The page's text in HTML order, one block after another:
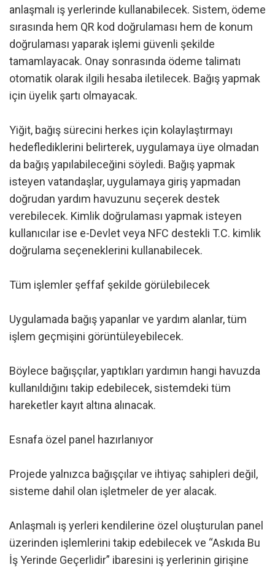
anlaşmalı iş yerlerinde kullanabilecek. Sistem, ödeme
sırasında hem QR kod doğrulaması hem de konum
doğrulaması yaparak işlemi güvenli şekilde
tamamlayacak. Onay sonrasında ödeme talimatı
otomatik olarak ilgili hesaba iletilecek. Bağış yapmak
için üyelik şartı olmayacak.
Yiğit, bağış sürecini herkes için kolaylaştırmayı
hedeflediklerini belirterek, uygulamaya üye olmadan
da bağış yapılabileceğini söyledi. Bağış yapmak
isteyen vatandaşlar, uygulamaya giriş yapmadan
doğrudan yardım havuzunu seçerek destek
verebilecek. Kimlik doğrulaması yapmak isteyen
kullanıcılar ise e-Devlet veya NFC destekli T.C. kimlik
doğrulama seçeneklerini kullanabilecek.
Tüm işlemler şeffaf şekilde görülebilecek
Uygulamada bağış yapanlar ve yardım alanlar, tüm
işlem geçmişini görüntüleyebilecek.
Böylece bağışçılar, yaptıkları yardımın hangi havuzda
kullanıldığını takip edebilecek, sistemdeki tüm
hareketler kayıt altına alınacak.
Esnafa özel panel hazırlanıyor
Projede yalnızca bağışçılar ve ihtiyaç sahipleri değil,
sisteme dahil olan işletmeler de yer alacak.
Anlaşmalı iş yerleri kendilerine özel oluşturulan panel
üzerinden işlemlerini takip edebilecek ve “Askıda Bu
İş Yerinde Geçerlidir” ibaresini iş yerlerinin girişine